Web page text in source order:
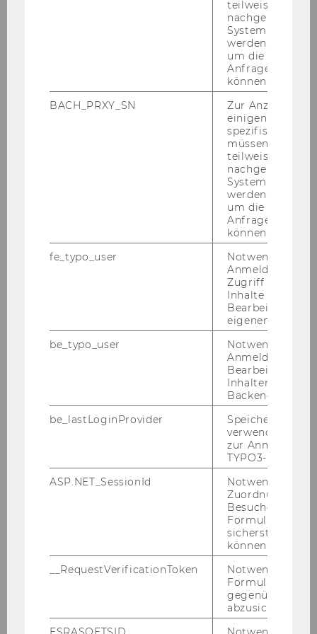
Re­gu­la­to­ry and te­le­com­mu­ni­ca­ti­ons
ICT and di­gi­tal eco­no­my
In­dus­tri­al eco­no­mics and com­pe­ti­ti­on
PURE
Research Staff
Wolfgang Briglauer
Former Members
teilweise von
nachgelagerten
System
werden.
um die Antwort
Anfrage
können.
BACH_PRXY_SN
Zur Anzeige von
einigen WU-
spezifischen
müssen
teilweise von
nachgelagerten
System
werden.
um die Antwort
Anfrage
können.
fe_typo_user
Notwendig für
Anmeldung und
Zugriff auf
Inhalte oder zur
Bearbeitung des
eigenen Profils.
be_typo_user
Notwendig für
Anmeldung und
Bearbeitung von
Inhalten im
Backend.
be_lastLoginProvider
Speichert die
verwendete
zur Anmeldung
TYPO3-Backend.
ASP.NET_SessionId
Notwendig, um
Zuordnung von
Besucher zu
sicherstellen zu
können.
__RequestVerificationToken
Notwendig, um
gegenüber
abzusichern.
ESRASOFTSID
Notwendig zur